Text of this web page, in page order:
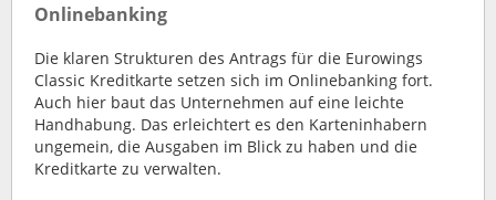
Onlinebanking
Die klaren Strukturen des Antrags für die Eurowings
Classic Kreditkarte setzen sich im Onlinebanking fort.
Auch hier baut das Unternehmen auf eine leichte
Handhabung. Das erleichtert es den Karteninhabern
ungemein, die Ausgaben im Blick zu haben und die
Kreditkarte zu verwalten.